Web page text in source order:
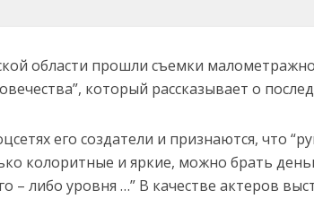
области прошли съемки
который рассказывает о
его создатели и признаются, что
колоритные и яркие, можно брать
– либо уровня …” В качестве актеров